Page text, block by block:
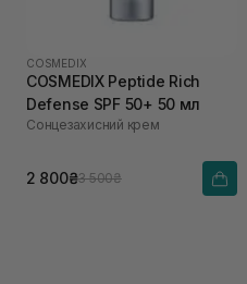
COSMEDIX
COSMEDIX Peptide Rich
Defense SPF 50+ 50 мл
Сонцезахисний крем
2 800₴3 500₴